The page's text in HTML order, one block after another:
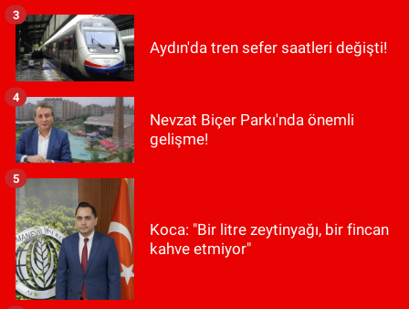
Aydın'da tren sefer saatleri değişti!
3
Nevzat Biçer Parkı'nda önemli
gelişme!
4
Koca: "Bir litre zeytinyağı, bir fincan
kahve etmiyor"
5